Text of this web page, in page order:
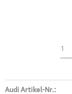
Audi Artikel-Nr.: